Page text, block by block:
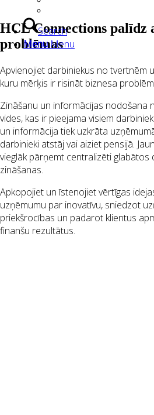
Search
Menu Menu
HCL Connections palīdz
problēmas
Apvienojiet darbiniekus no tvertnēm
kuru mērķis ir risināt biznesa
Zināšanu un informācijas nodošana
vides, kas ir pieejama visiem
un informācija tiek uzkrāta
darbinieki atstāj vai aiziet pensijā.
vieglāk pārņemt centralizēti glabātos
zināšanas.
Apkopojiet un īstenojiet vērtīgas
uzņēmumu par inovatīvu, sniedzot
priekšrocības un padarot klientus
finanšu rezultātus.